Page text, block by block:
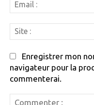
Enregistrer mon
navigateur pour la
commenterai.